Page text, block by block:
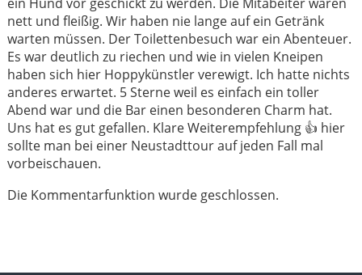
nett und fleißig. Wir haben nie lange auf ein Getränk
warten müssen. Der Toilettenbesuch war ein Abenteuer.
Es war deutlich zu riechen und wie in vielen Kneipen
haben sich hier Hoppykünstler verewigt. Ich hatte nichts
anderes erwartet. 5 Sterne weil es einfach ein toller
Abend war und die Bar einen besonderen Charm hat.
Uns hat es gut gefallen. Klare Weiterempfehlung 👍 hier
sollte man bei einer Neustadttour auf jeden Fall mal
vorbeischauen.
Die Kommentarfunktion wurde geschlossen.